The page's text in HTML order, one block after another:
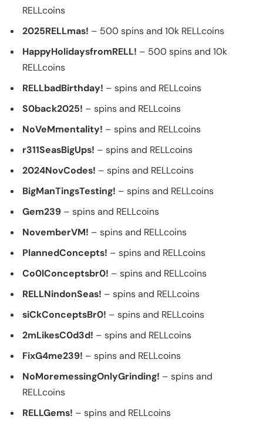
RELLcoins
2025RELLmas! – 500 spins and 10k RELLcoins
HappyHolidaysfromRELL! – 500 spins and 10k
RELLcoins
RELLbadBirthday! – spins and RELLcoins
S0back2025! – spins and RELLcoins
NoVeMmentality! – spins and RELLcoins
r311SeasBigUps! – spins and RELLcoins
2024NovCodes! – spins and RELLcoins
BigManTingsTesting! – spins and RELLcoins
Gem239 – spins and RELLcoins
NovemberVM! – spins and RELLcoins
PlannedConcepts! – spins and RELLcoins
Co0lConceptsbr0! – spins and RELLcoins
RELLNindonSeas! – spins and RELLcoins
siCkConceptsBr0! – spins and RELLcoins
2mLikesC0d3d! – spins and RELLcoins
FixG4me239! – spins and RELLcoins
NoMoremessingOnlyGrinding! – spins and
RELLcoins
RELLGems! – spins and RELLcoins